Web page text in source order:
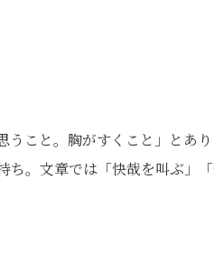
うこと。胸がすくこと」とあ
ち。文章では「快哉を叫ぶ」